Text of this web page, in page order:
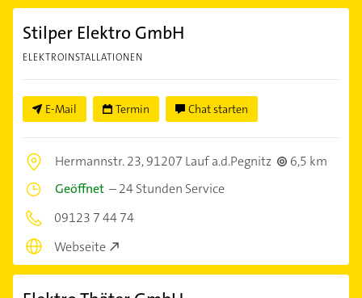
Stilper Elektro GmbH
ELEKTROINSTALLATIONEN
E-Mail Termin Chat starten
Hermannstr. 23,91207 Lauf a.d.Pegnitz
6,5 km
Geöffnet –24 Stunden Service
09123 7 44 74
Webseite